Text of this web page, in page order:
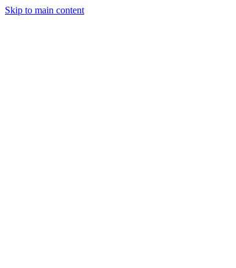
Skip to main content